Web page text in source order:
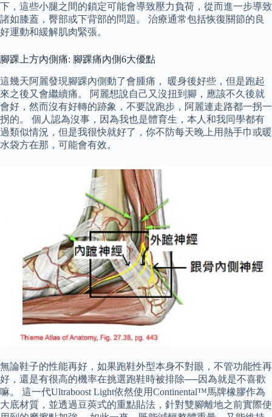
下，這些小腿之間的鎖定可能會導致壓力負荷，從而進一步導致
諸如膝蓋，臀部或下背部的問題。 治療通常包括恢復關節的良
好運動和緩解肌肉緊張。
腳踝上方內側痛: 腳踝痛內側6大優點
這幾天阿麗發現腳踝內側動了會腫痛， 暖身後好些，但是跑起
來之後又會繼續痛。 阿麗想說自己又沒扭到腳，應該不久後就
會好，然而沒有好轉的跡象，不要說跑步，阿麗連走路都一拐一
拐的。 個人認為沒事，因為我也是體育生，本人和我同學都有
過類似情況，但是我很快就好了，你不防每天晚上用熱手巾或暖
水袋方在那，可能會有效。
無論鞋子的性能再好，如果跑鞋外型本身不對眼，不管功能性再
好，還是有很高的機率在挑選跑鞋時被排除──因為就是不喜歡
嘛。 這一代Ultraboost Light依然使用Continental™馬牌橡膠作為
大底材質，並透過豆莢式的重點貼法，針對雙腳離地之前實際使